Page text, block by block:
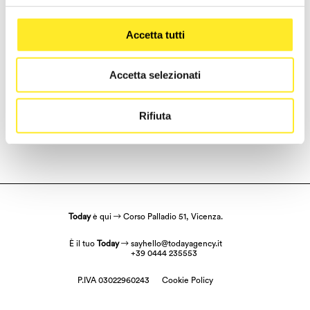
Accetta tutti
Accetta selezionati
Rifiuta
Where do you wanna go?Latest project
Todayè qui Corso Palladio 51, Vicenza.
È il tuo Today
sayhello@todayagency.it
+39 0444 235553
P.IVA 03022960243Cookie Policy